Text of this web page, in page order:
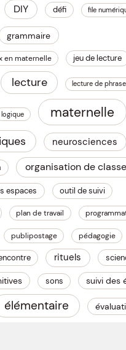
DIY défi file
grammaire
en maternelle jeu de lecture
lecture lecture de
logique maternelle
neurosciences
organisation de classe
espaces outil de suivi
plan de travail
publipostage pédagogie
rituels
sons suivi des
élémentaire